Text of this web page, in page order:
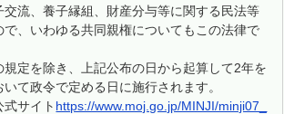
交流、養子縁組、財産分与等に関する民法等
、いわゆる共同親権についてもこの法律で
定を除き、上記公布の日から起算して2年を
て政令で定める日に施行されます。
サイト https://www.moj.go.jp/MINJI/minji07_